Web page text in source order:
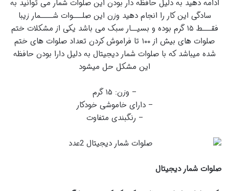
ادامه دهید به دلیل حافظه دار بودن این صلوات شمار می توانید به
سادگی این کار را انجام دهید وزن این صلـــوات شــــمار زیبا
فقـــط ۱۵ گرم بوده و بسیــار سبک می باشد یکی از مشکلات ختم
صلوات های بیش از ۱۰۰ تا فراموش کردن تعداد صلوات های ختم
شده میباشد که با صلوات شمار دیجیتال به دلیل دارا بودن حافظه
این مشکل حل میشود
– وزن: ۱۵ گرم
– دارای خاموشی خودکار
– رنگبندی متفاوت
صلوات شمار دیجیتال